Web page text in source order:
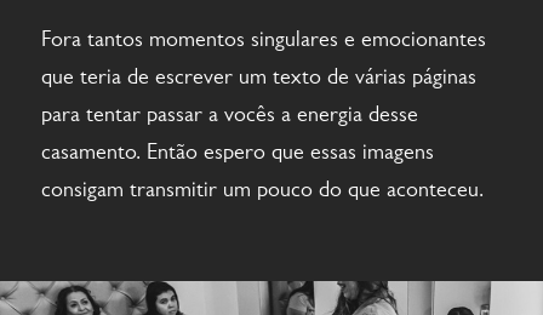
Fora tantos momentos singulares e emocionantes
que teria de escrever um texto de várias páginas
para tentar passar a vocês a energia desse
casamento. Então espero que essas imagens
consigam transmitir um pouco do que aconteceu.